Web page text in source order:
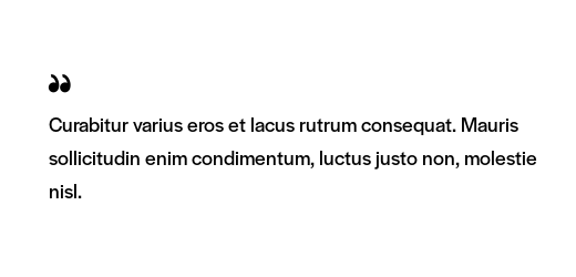
Curabitur varius eros et lacus rutrum consequat. Mauris
sollicitudin enim condimentum, luctus justo non, molestie
nisl.